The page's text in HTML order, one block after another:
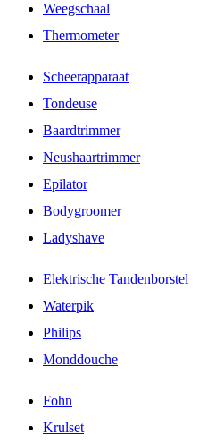
Weegschaal
Thermometer
Scheerapparaat
Tondeuse
Baardtrimmer
Neushaartrimmer
Epilator
Bodygroomer
Ladyshave
Elektrische Tandenborstel
Waterpik
Philips
Monddouche
Fohn
Krulset